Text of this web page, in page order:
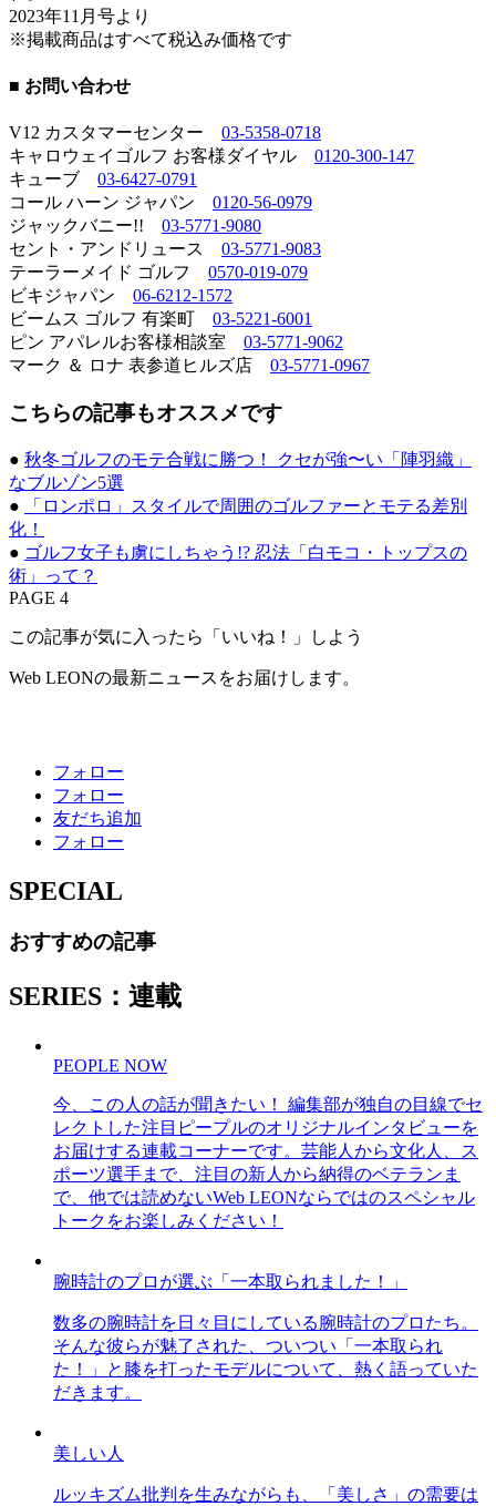
2023年11月号より
※掲載商品はすべて税込み価格です
■ お問い合わせ
V12 カスタマーセンター 03-5358-0718
キャロウェイゴルフ お客様ダイヤル 0120-300-147
キューブ 03-6427-0791
コール ハーン ジャパン 0120-56-0979
ジャックバニー!! 03-5771-9080
セント・アンドリュース 03-5771-9083
テーラーメイド ゴルフ 0570-019-079
ビキジャパン 06-6212-1572
ビームス ゴルフ 有楽町 03-5221-6001
ピン アパレルお客様相談室 03-5771-9062
マーク ＆ ロナ 表参道ヒルズ店 03-5771-0967
こちらの記事もオススメです
● 秋冬ゴルフのモテ合戦に勝つ！ クセが強〜い「陣羽織」
なブルゾン5選
●
「ロンポロ」スタイルで周囲のゴルファーとモテる差別
化！
● ゴルフ女子も虜にしちゃう!? 忍法「白モコ・トップスの
術」って？
PAGE 4
この記事が気に入ったら「いいね！」しよう
Web LEONの最新ニュースをお届けします。
フォロー
フォロー
友だち追加
フォロー
SPECIAL
おすすめの記事
SERIES：連載
PEOPLE NOW
今、この人の話が聞きたい！ 編集部が独自の目線でセ
レクトした注目ピープルのオリジナルインタビューを
お届けする連載コーナーです。芸能人から文化人、ス
ポーツ選手まで、注目の新人から納得のベテランま
で、他では読めないWeb LEONならではのスペシャル
トークをお楽しみください！
腕時計のプロが選ぶ「一本取られました！」
数多の腕時計を日々目にしている腕時計のプロたち。
そんな彼らが魅了された、ついつい「一本取られ
た！」と膝を打ったモデルについて、熱く語っていた
だきます。
美しい人
ルッキズム批判を生みながらも、「美しさ」の需要は